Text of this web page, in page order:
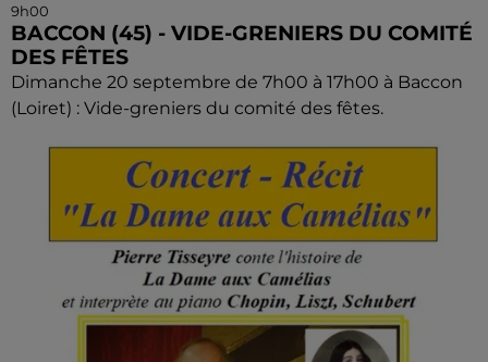
9h00
BACCON (45) - VIDE-GRENIERS DU COMITÉ
DES FÊTES
Dimanche 20 septembre de 7h00 à 17h00 à Baccon
(Loiret) : Vide-greniers du comité des fêtes.